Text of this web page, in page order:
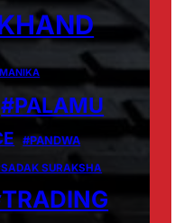
#PALAMU
#PANDWA
SURAKSHA